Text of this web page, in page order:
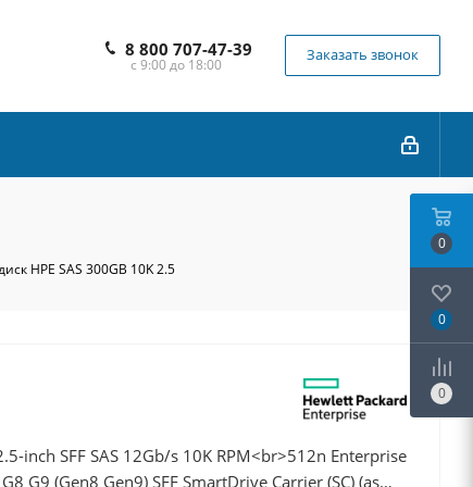
8 800 707-47-39
с 9:00 до 18:00
Заказать звонок
HPE SAS 300GB 10K 2.5
inch SFF SAS 12Gb/s 10K RPM<br>512n Enterprise
G9 (Gen8 Gen9) SFF SmartDrive Carrier (SC) (as
0
0
0